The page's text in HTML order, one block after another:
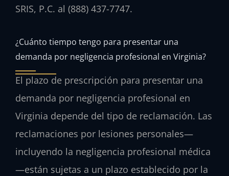
SRIS, P.C. al (888) 437-7747.
¿Cuánto tiempo tengo para presentar una
demanda por negligencia profesional en Virginia?
El plazo de prescripción para presentar una
demanda por negligencia profesional en
Virginia depende del tipo de reclamación. Las
reclamaciones por lesiones personales—
incluyendo la negligencia profesional médica
—están sujetas a un plazo establecido por la